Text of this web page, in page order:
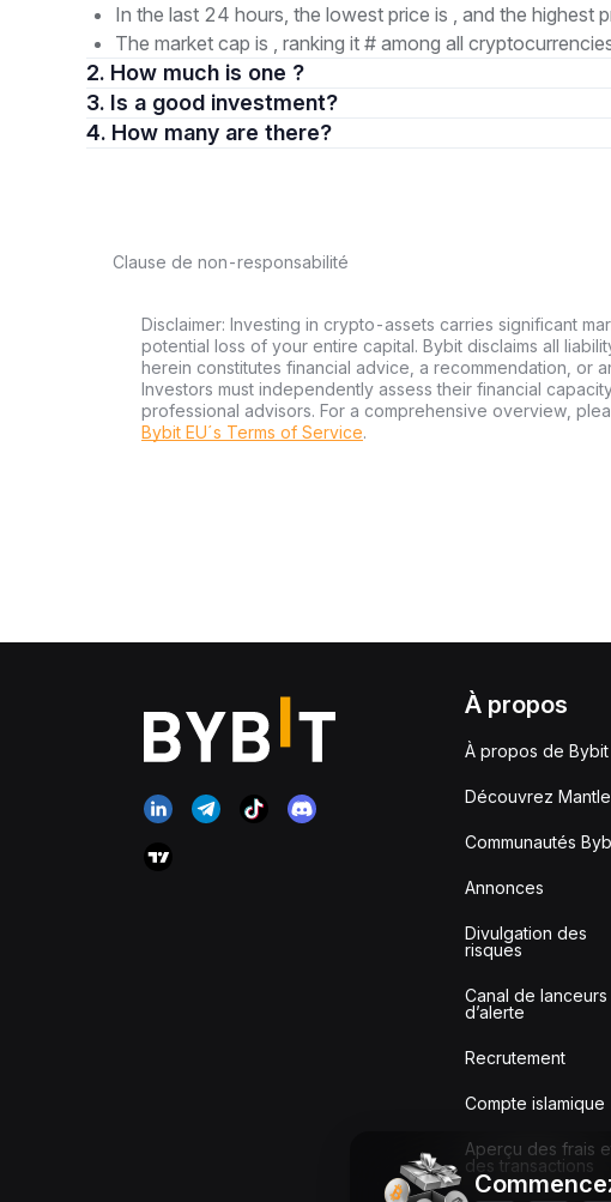
In the last 24 hours, the lowest price is , and the highest
The market cap is , ranking it # among all
2. How much is one ?
3. Is a good investment?
4. How many are there?
Clause de non-responsabilité
Disclaimer: Investing in crypto-assets carries significant
potential loss of your entire capital. Bybit disclaims all
herein constitutes financial advice, a recommendation, or
Investors must independently assess their financial
professional advisors. For a comprehensive overview,
Bybit EU´s Terms of Service.
À propos
À propos de Bybit
Découvrez Mantle
Communautés
Annonces
Divulgation des
risques
Canal de lanceurs
d’alerte
Recrutement
Compte islamique
Aperçu des frais
des transactions